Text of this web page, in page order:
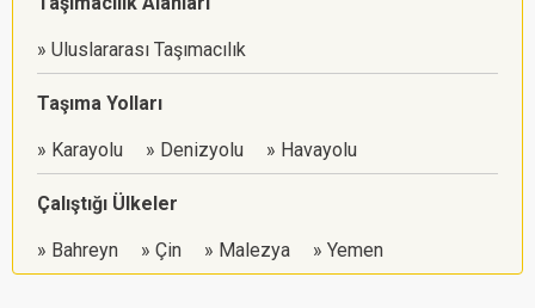
Uluslararası Taşımacılık
Taşıma Yolları
Karayolu Denizyolu Havayolu
Çalıştığı Ülkeler
Bahreyn Çin Malezya Yemen